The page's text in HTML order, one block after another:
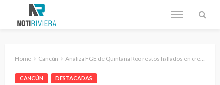
Home Cancún Analiza FGE de Quintana Roo restos hallados en crematorios en colonias irregulares de Benito Juárez
CANCÚN DESTACADAS